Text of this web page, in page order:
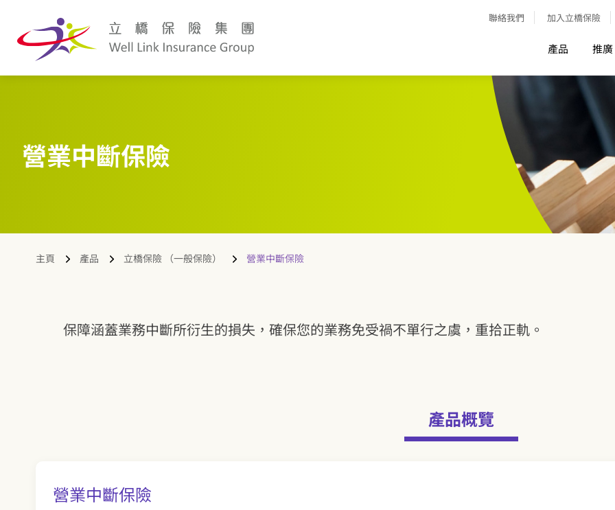
聯絡我們 加入立橋保險
產品 推廣
營業中斷保險
主頁 產品 立橋保險 （一般保險） 營業中斷保險
保障涵蓋業務中斷所衍生的損失，確保您的業務免受禍不單行之虞，重拾正軌。
產品概覽
營業中斷保險